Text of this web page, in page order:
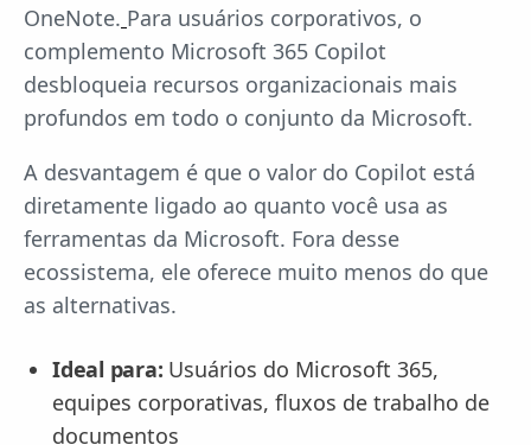
OneNote. Para usuários corporativos, o
complemento Microsoft 365 Copilot
desbloqueia recursos organizacionais mais
profundos em todo o conjunto da Microsoft.
A desvantagem é que o valor do Copilot está
diretamente ligado ao quanto você usa as
ferramentas da Microsoft. Fora desse
ecossistema, ele oferece muito menos do que
as alternativas.
Ideal para: Usuários do Microsoft 365,
equipes corporativas, fluxos de trabalho de
documentos